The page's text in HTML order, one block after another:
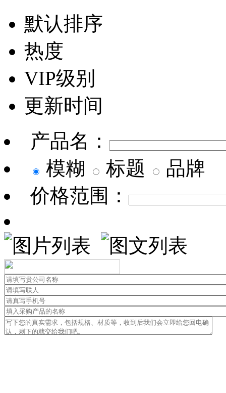
默认排序
热度
VIP级别
更新时间
产品名：
模糊
标题
品牌
价格范围：